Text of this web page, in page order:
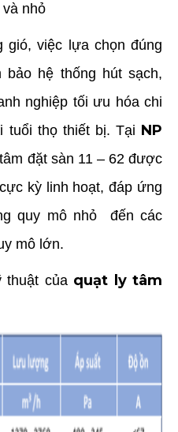
nhỏ
gió, việc lựa chọn đúng
bảo hệ thống hút sạch,
nghiệp tối ưu hóa chi
tuổi thọ thiết bị. Tại NP
đặt sàn 11 – 62 được
kỳ linh hoạt, đáp ứng
quy mô nhỏ đến các
mô lớn.
thuật của quạt ly tâm